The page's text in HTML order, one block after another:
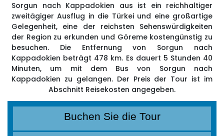
Sorgun nach Kappadokien aus ist ein reichhaltiger
zweitägiger Ausflug in die Türkei und eine großartige
Gelegenheit, eine der reichsten Sehenswürdigkeiten
der Region zu erkunden und Göreme kostengünstig zu
besuchen. Die Entfernung von Sorgun nach
Kappadokien beträgt 478 km. Es dauert 5 Stunden 40
Minuten, um mit dem Bus von Sorgun nach
Kappadokien zu gelangen. Der Preis der Tour ist im
Abschnitt Reisekosten angegeben.
Buchen Sie die Tour